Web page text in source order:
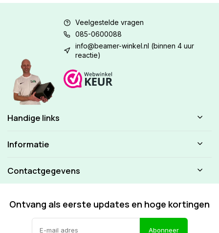
Veelgestelde vragen
085-0600088
info@beamer-winkel.nl (binnen 4 uur
reactie)
Handige links
Informatie
Contactgegevens
Ontvang als eerste updates en hoge kortingen
Abonneer